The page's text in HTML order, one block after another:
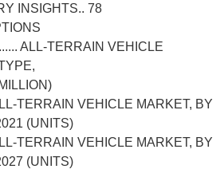
78
ALL-TERRAIN VEHICLE
TERRAIN VEHICLE MARKET, BY
(UNITS)
TERRAIN VEHICLE MARKET, BY
(UNITS)